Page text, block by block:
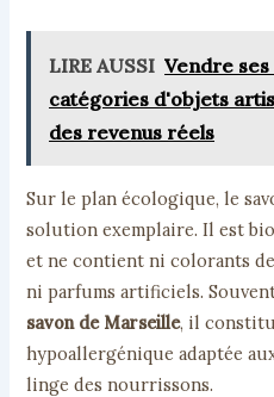
LIRE AUSSI Vendre
catégories d'objets
des revenus réels
Sur le plan écologique, le
solution exemplaire. Il est
et ne contient ni colorants
ni parfums artificiels.
savon de Marseille, il
hypoallergénique adaptée
linge des nourrissons.